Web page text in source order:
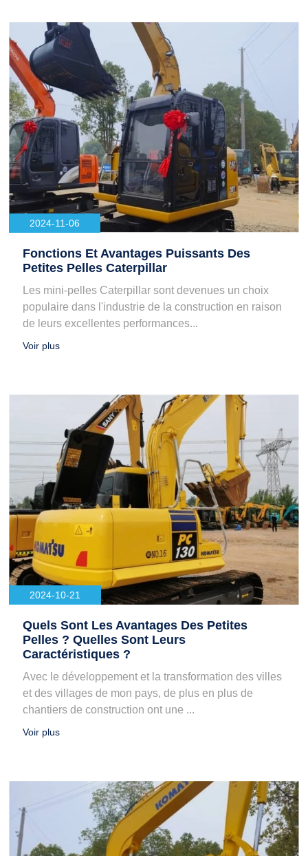
2024-11-06
Fonctions Et Avantages Puissants Des
Petites Pelles Caterpillar
Les mini-pelles Caterpillar sont devenues un choix
populaire dans l'industrie de la construction en raison
de leurs excellentes performances...
Voir plus
2024-10-21
Quels Sont Les Avantages Des Petites
Pelles ? Quelles Sont Leurs
Caractéristiques ?
Avec le développement et la transformation des villes
et des villages de mon pays, de plus en plus de
chantiers de construction ont une ...
Voir plus